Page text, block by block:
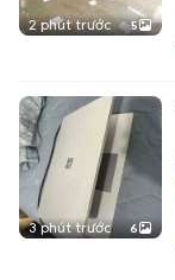
2 phút trước 5
3 phút trước 6